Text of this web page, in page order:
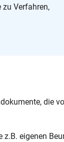
Verfahren,
die
eigenen